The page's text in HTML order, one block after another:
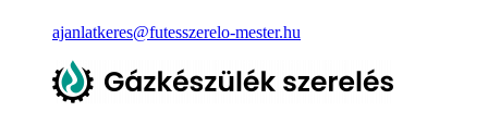
ajanlatkeres@futesszerelo-mester.hu